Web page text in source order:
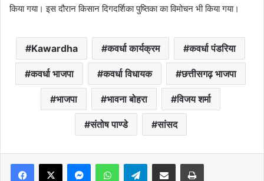
किया गया। इस दौरान किसान दिगदर्शिका पुष्तिका का विमोचन भी किया गया।
Kawardha कवर्धा कार्यक्रम कवर्धा पंडरिया
कवर्धा भाजपा कवर्धा विधायक छत्तीसगढ़ भाजपा
भाजपा भावना बोहरा विजय शर्मा
संतोष पाण्डे सांसद
Telegram